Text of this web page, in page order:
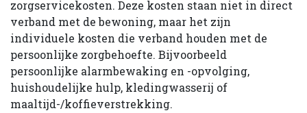
zorgservicekosten. Deze kosten staan niet in direct
verband met de bewoning, maar het zijn
individuele kosten die verband houden met de
persoonlijke zorgbehoefte. Bijvoorbeeld
persoonlijke alarmbewaking en -opvolging,
huishoudelijke hulp, kledingwasserij of
maaltijd-/koffieverstrekking.